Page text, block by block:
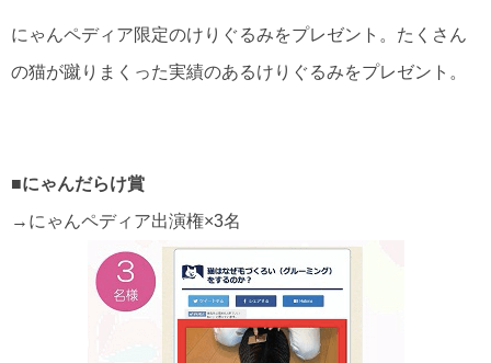
にゃんペディア限定のけりぐるみをプレゼント。たくさん
の猫が蹴りまくった実績のあるけりぐるみをプレゼント。
■にゃんだらけ賞
→にゃんペディア出演権×3名